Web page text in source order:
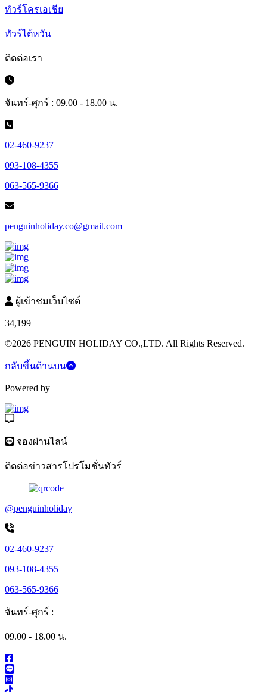
ทัวร์โครเอเชีย
ทัวร์ไต้หวัน
ติดต่อเรา
จันทร์-ศุกร์ : 09.00 - 18.00 น.
02-460-9237
093-108-4355
063-565-9366
penguinholiday.co@gmail.com
ผู้เข้าชมเว็บไซต์
34,199
©2026 PENGUIN HOLIDAY CO.,LTD. All Rights Reserved.
กลับขึ้นด้านบน
Powered by
จองผ่านไลน์
ติดต่อข่าวสารโปรโมชั่นทัวร์
@penguinholiday
02-460-9237
093-108-4355
063-565-9366
จันทร์-ศุกร์ :
09.00 - 18.00 น.